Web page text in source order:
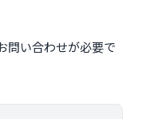
問い合わせが必要で